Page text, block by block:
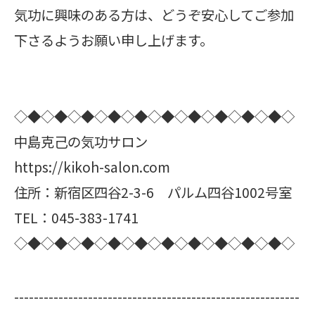
気功に興味のある方は、どうぞ安心してご参加
下さるようお願い申し上げます。
◇◆◇◆◇◆◇◆◇◆◇◆◇◆◇◆◇◆◇◆◇
中島克己の気功サロン
https://kikoh-salon.com
住所：新宿区四谷2-3-6 パルム四谷1002号室
TEL：045-383-1741
◇◆◇◆◇◆◇◆◇◆◇◆◇◆◇◆◇◆◇◆◇
----------------------------------------------------------